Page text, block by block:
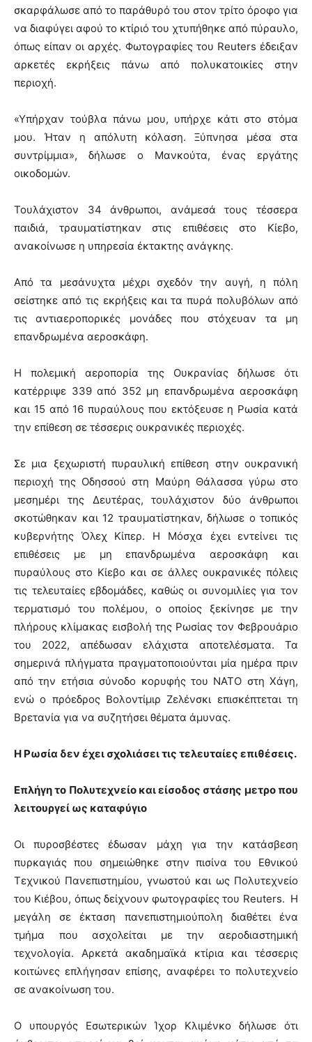
σκαρφάλωσε από το παράθυρό του στον τρίτο όροφο για
να διαφύγει αφού το κτίριό του χτυπήθηκε από πύραυλο,
όπως είπαν οι αρχές. Φωτογραφίες του Reuters έδειξαν
αρκετές εκρήξεις πάνω από πολυκατοικίες στην
περιοχή.
«Υπήρχαν τούβλα πάνω μου, υπήρχε κάτι στο στόμα
μου. Ήταν η απόλυτη κόλαση. Ξύπνησα μέσα στα
συντρίμμια», δήλωσε ο Μανκούτα, ένας εργάτης
οικοδομών.
Τουλάχιστον 34 άνθρωποι, ανάμεσά τους τέσσερα
παιδιά, τραυματίστηκαν στις επιθέσεις στο Κίεβο,
ανακοίνωσε η υπηρεσία έκτακτης ανάγκης.
Από τα μεσάνυχτα μέχρι σχεδόν την αυγή, η πόλη
σείστηκε από τις εκρήξεις και τα πυρά πολυβόλων από
τις αντιαεροπορικές μονάδες που στόχευαν τα μη
επανδρωμένα αεροσκάφη.
Η πολεμική αεροπορία της Ουκρανίας δήλωσε ότι
κατέρριψε 339 από 352 μη επανδρωμένα αεροσκάφη
και 15 από 16 πυραύλους που εκτόξευσε η Ρωσία κατά
την επίθεση σε τέσσερις ουκρανικές περιοχές.
Σε μια ξεχωριστή πυραυλική επίθεση στην ουκρανική
περιοχή της Οδησσού στη Μαύρη Θάλασσα γύρω στο
μεσημέρι της Δευτέρας, τουλάχιστον δύο άνθρωποι
σκοτώθηκαν και 12 τραυματίστηκαν, δήλωσε ο τοπικός
κυβερνήτης Όλεχ Κίπερ. Η Μόσχα έχει εντείνει τις
επιθέσεις με μη επανδρωμένα αεροσκάφη και
πυραύλους στο Κίεβο και σε άλλες ουκρανικές πόλεις
τις τελευταίες εβδομάδες, καθώς οι συνομιλίες για τον
τερματισμό του πολέμου, ο οποίος ξεκίνησε με την
πλήρους κλίμακας εισβολή της Ρωσίας τον Φεβρουάριο
του 2022, απέδωσαν ελάχιστα αποτελέσματα. Τα
σημερινά πλήγματα πραγματοποιούνται μία ημέρα πριν
από την ετήσια σύνοδο κορυφής του ΝΑΤΟ στη Χάγη,
ενώ ο πρόεδρος Βολοντίμιρ Ζελένσκι επισκέπτεται τη
Βρετανία για να συζητήσει θέματα άμυνας.
Η Ρωσία δεν έχει σχολιάσει τις τελευταίες επιθέσεις.
Επλήγη το Πολυτεχνείο και είσοδος στάσης μετρο που
λειτουργεί ως καταφύγιο
Οι πυροσβέστες έδωσαν μάχη για την κατάσβεση
πυρκαγιάς που σημειώθηκε στην πισίνα του Εθνικού
Τεχνικού Πανεπιστημίου, γνωστού και ως Πολυτεχνείο
του Κιέβου, όπως δείχνουν φωτογραφίες του Reuters. Η
μεγάλη σε έκταση πανεπιστημιούπολη διαθέτει ένα
τμήμα που ασχολείται με την αεροδιαστημική
τεχνολογία. Αρκετά ακαδημαϊκά κτίρια και τέσσερις
κοιτώνες επλήγησαν επίσης, αναφέρει το πολυτεχνείο
σε ανακοίνωση του.
Ο υπουργός Εσωτερικών Ίχορ Κλιμένκο δήλωσε ότι